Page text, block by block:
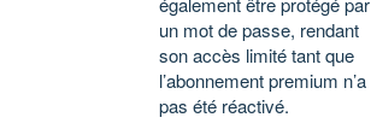
un mot de passe, rendant
son accès limité tant que
l’abonnement premium n’a
pas été réactivé.